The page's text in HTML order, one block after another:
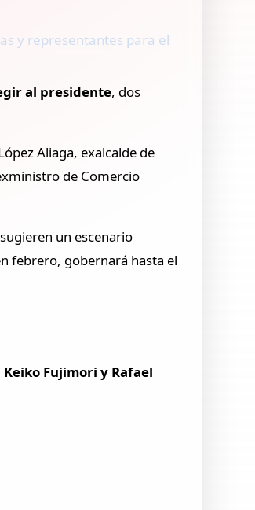
y representantes para el
al presidente, dos
Aliaga, exalcalde de
de Comercio
un escenario
febrero, gobernará hasta el
Keiko Fujimori y Rafael